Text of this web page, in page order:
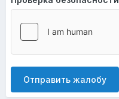
Отправить жалобу